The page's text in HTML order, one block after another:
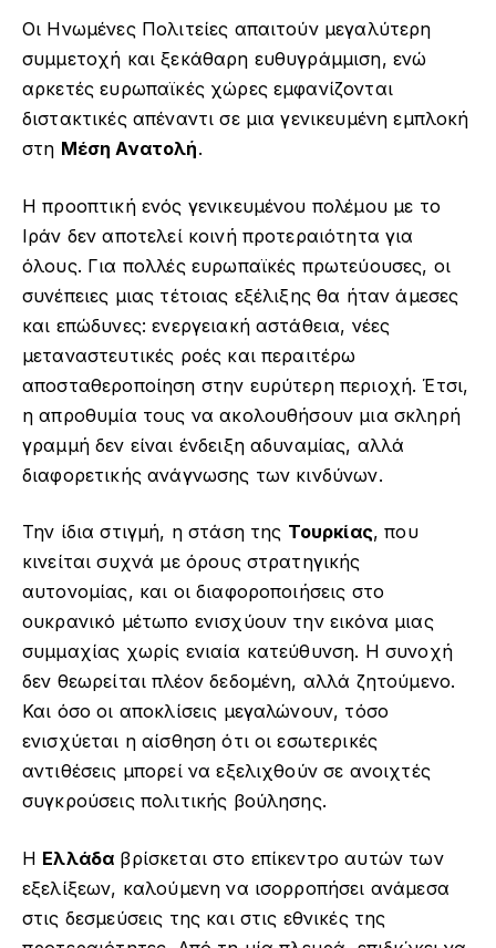
ο
υ
Οι Ηνωμένες Πολιτείες απαιτούν μεγαλύτερη
συμμετοχή και ξεκάθαρη ευθυγράμμιση, ενώ
αρκετές ευρωπαϊκές χώρες εμφανίζονται
διστακτικές απέναντι σε μια γενικευμένη εμπλοκή
στη Μέση Ανατολή.
Η προοπτική ενός γενικευμένου πολέμου με το
Ιράν δεν αποτελεί κοινή προτεραιότητα για
όλους. Για πολλές ευρωπαϊκές πρωτεύουσες, οι
συνέπειες μιας τέτοιας εξέλιξης θα ήταν άμεσες
και επώδυνες: ενεργειακή αστάθεια, νέες
μεταναστευτικές ροές και περαιτέρω
αποσταθεροποίηση στην ευρύτερη περιοχή. Έτσι,
η απροθυμία τους να ακολουθήσουν μια σκληρή
γραμμή δεν είναι ένδειξη αδυναμίας, αλλά
διαφορετικής ανάγνωσης των κινδύνων.
Την ίδια στιγμή, η στάση της Τουρκίας, που
κινείται συχνά με όρους στρατηγικής
αυτονομίας, και οι διαφοροποιήσεις στο
ουκρανικό μέτωπο ενισχύουν την εικόνα μιας
συμμαχίας χωρίς ενιαία κατεύθυνση. Η συνοχή
δεν θεωρείται πλέον δεδομένη, αλλά ζητούμενο.
Και όσο οι αποκλίσεις μεγαλώνουν, τόσο
ενισχύεται η αίσθηση ότι οι εσωτερικές
αντιθέσεις μπορεί να εξελιχθούν σε ανοιχτές
συγκρούσεις πολιτικής βούλησης.
Η Ελλάδα βρίσκεται στο επίκεντρο αυτών των
εξελίξεων, καλούμενη να ισορροπήσει ανάμεσα
στις δεσμεύσεις της και στις εθνικές της